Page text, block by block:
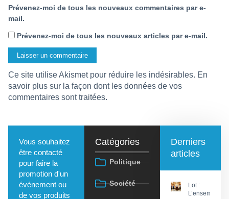
Prévenez-moi de tous les nouveaux commentaires par e-
mail.
Prévenez-moi de tous les nouveaux articles par e-mail.
Ce site utilise Akismet pour réduire les indésirables. En
savoir plus sur la façon dont les données de vos
commentaires sont traitées.
Vous souhaitez
être contacté
pour faire la
promotion d'un
événement ou
de vos produits
Catégories
Politique
Société
Derniers
articles
Lot :
L’ensemble